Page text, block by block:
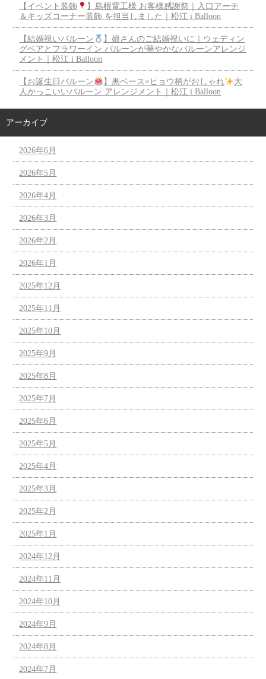
【イベント装飾
】島根電工様 お客様感謝祭｜入口アーチ
＆キッズコーナー装飾 を担当しました｜松江 i Balloon
【結婚祝いバルーン
】娘さんのご結婚祝いに｜ウェディン
グベアとフラワーイン バルーンが華やかなバルーンアレンジ
メント｜松江 i Balloon
【お誕生日バルーン 】黒ベース×ヒョウ柄がおしゃれ
大
人かっこいいバルーン アレンジメント｜松江 i Balloon
アーカイブ
2026年6月
2026年5月
2026年4月
2026年3月
2026年2月
2026年1月
2025年12月
2025年11月
2025年10月
2025年9月
2025年8月
2025年7月
2025年6月
2025年5月
2025年4月
2025年3月
2025年2月
2025年1月
2024年12月
2024年11月
2024年10月
2024年9月
2024年8月
2024年7月